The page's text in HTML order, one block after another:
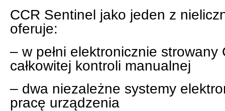
CCR Sentinel jako jeden z
oferuje:
– w pełni elektronicznie strowany
całkowitej kontroli manualnej
– dwa niezależne systemy
pracę urządzenia